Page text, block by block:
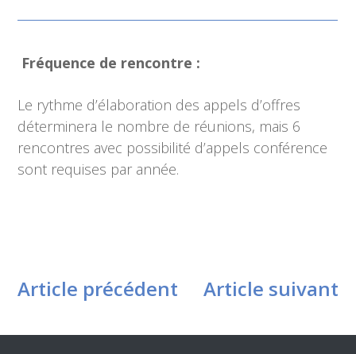
Fréquence de rencontre :
Le rythme d’élaboration des appels d’offres
déterminera le nombre de réunions, mais 6
rencontres avec possibilité d’appels conférence
sont requises par année.
Article précédent Article suivant